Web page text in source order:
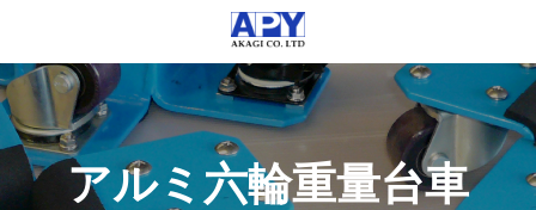
アルミ六輪重量台車